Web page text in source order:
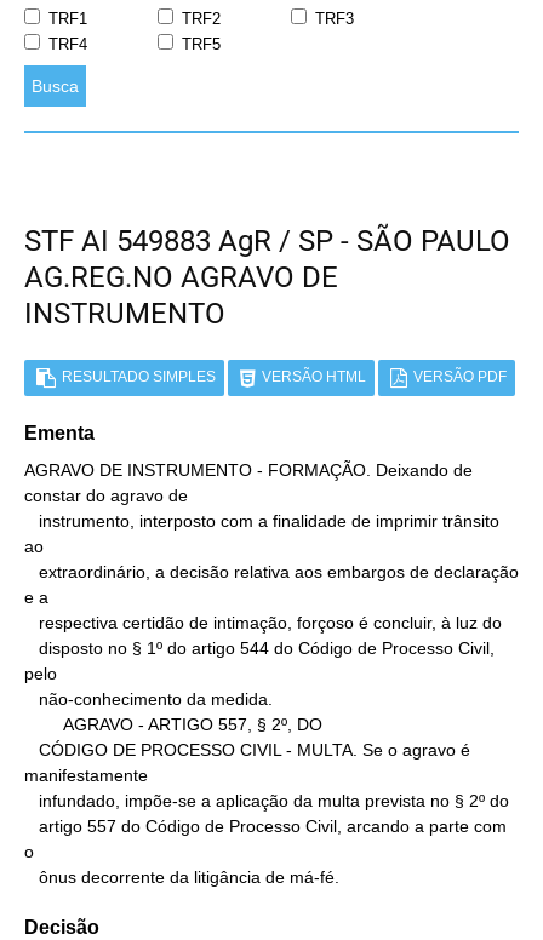
TRF1
TRF2
TRF3
TRF4
TRF5
Busca
STF AI 549883 AgR / SP - SÃO PAULO
AG.REG.NO AGRAVO DE
INSTRUMENTO
RESULTADO SIMPLES VERSÃO HTML VERSÃO PDF
Ementa
AGRAVO DE INSTRUMENTO - FORMAÇÃO. Deixando de
constar do agravo de
ao
e a
pelo
manifestamente
o
   ônus decorrente da litigância de má-fé.
Decisão